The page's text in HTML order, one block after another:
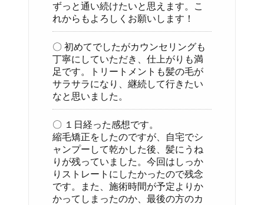
ずっと通い続けたいと思えます。こ
れからもよろしくお願いします！
〇 初めてでしたがカウンセリングも
丁寧にしていただき、仕上がりも満
足です。トリートメントも髪の毛が
サラサラになり、継続して行きたい
なと思いました。
〇 １日経った感想です。
縮毛矯正をしたのですが、自宅でシ
ャンプーして乾かした後、髪にうね
りが残っていました。今回はしっか
りストレートにしたかったので残念
です。また、施術時間が予定よりか
かってしまったのか、最後の方のカ